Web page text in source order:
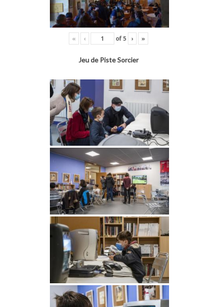
« ‹ of5 › »
Jeu de Piste Sorcier